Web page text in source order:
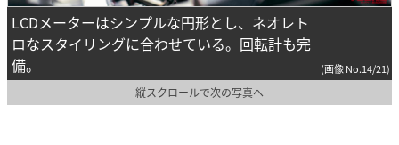
LCDメーターはシンプルな円形とし、ネオレト
ロなスタイリングに合わせている。回転計も完
備。
(画像 No.14/21)
縦スクロールで次の写真へ